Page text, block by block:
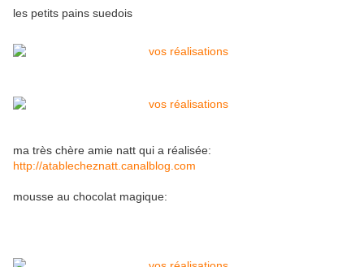
les petits pains suedois
ma très chère amie natt qui a réalisée:
http://atablecheznatt.canalblog.com
mousse au chocolat magique: